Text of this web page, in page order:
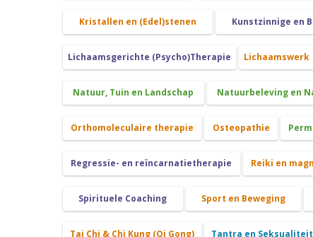
Kristallen en (Edel)stenen Kunstzinnige en
Lichaamsgerichte (Psycho)Therapie Lichaamswerk
Natuur, Tuin en Landschap Natuurbeleving en
Orthomoleculaire therapie Osteopathie
Regressie- en reïncarnatietherapie Reiki en
Spirituele Coaching Sport en Beweging
Tai Chi & Chi Kung (Qi Gong) Tantra en Seksualiteit